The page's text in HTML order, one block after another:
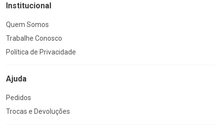
Institucional
Quem Somos
Trabalhe Conosco
Política de Privacidade
Ajuda
Pedidos
Trocas e Devoluções